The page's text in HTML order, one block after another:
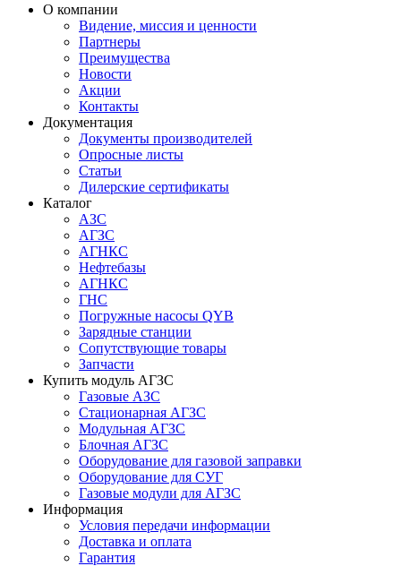
О компании
Видение, миссия и ценности
Партнеры
Преимущества
Новости
Акции
Контакты
Документация
Документы производителей
Опросные листы
Статьи
Дилерские сертификаты
Каталог
АЗС
АГЗС
АГНКС
Нефтебазы
АГНКС
ГНС
Погружные насосы QYB
Зарядные станции
Сопутствующие товары
Запчасти
Купить модуль АГЗС
Газовые АЗС
Стационарная АГЗС
Модульная АГЗС
Блочная АГЗС
Оборудование для газовой заправки
Оборудование для СУГ
Газовые модули для АГЗС
Информация
Условия передачи информации
Доставка и оплата
Гарантия